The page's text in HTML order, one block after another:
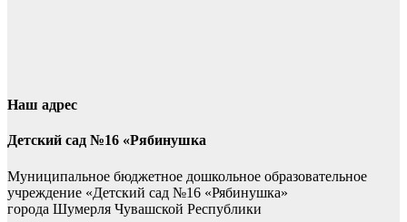
Наш адрес
Детский сад №16 «Рябинушка
Муниципальное бюджетное дошкольное образовательное
учреждение «Детский сад №16 «Рябинушка»
города Шумерля Чувашской Республики